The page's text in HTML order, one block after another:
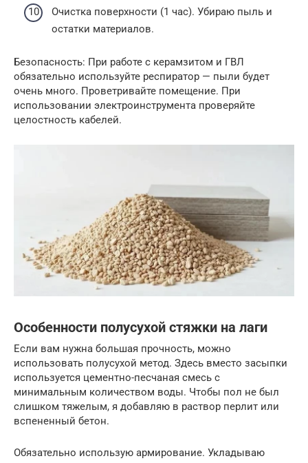
Очистка поверхности (1 час). Убираю пыль и
остатки материалов.
Безопасность: При работе с керамзитом и ГВЛ
обязательно используйте респиратор — пыли будет
очень много. Проветривайте помещение. При
использовании электроинструмента проверяйте
целостность кабелей.
Особенности полусухой стяжки на лаги
Если вам нужна большая прочность, можно
использовать полусухой метод. Здесь вместо засыпки
используется цементно-песчаная смесь с
минимальным количеством воды. Чтобы пол не был
слишком тяжелым, я добавляю в раствор перлит или
вспененный бетон.
Обязательно использую армирование. Укладываю